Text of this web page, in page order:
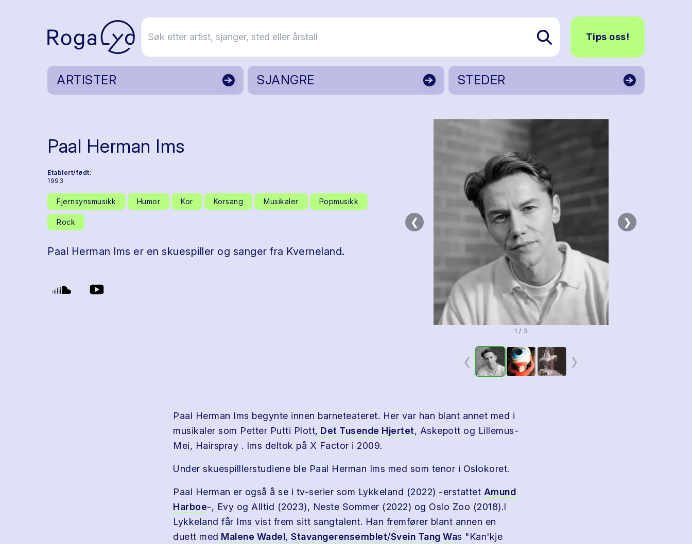
Tips oss!
ARTISTER SJANGRE STEDER
Paal Herman Ims
Etablert/født:
1993
Fjernsynsmusikk Humor Kor Korsang Musikaler Popmusikk
Rock
Paal Herman Ims er en skuespiller og sanger fra Kverneland.
❮ ❯
1 / 3
❮ ❯
Paal Herman Ims begynte innen barneteateret. Her var han blant annet med i
musikaler som Petter Putti Plott, Det Tusende Hjertet, Askepott og Lillemus-
Mei, Hairspray . Ims deltok på X Factor i 2009.
Under skuespilllerstudiene ble Paal Herman Ims med som tenor i Oslokoret.
Paal Herman er også å se i tv-serier som Lykkeland (2022) -erstattet Amund
Harboe-, Evy og Alltid (2023), Neste Sommer (2022) og Oslo Zoo (2018).I
Lykkeland får Ims vist frem sitt sangtalent. Han fremfører blant annen en
duett med Malene Wadel, Stavangerensemblet/Svein Tang Was "Kan'kje